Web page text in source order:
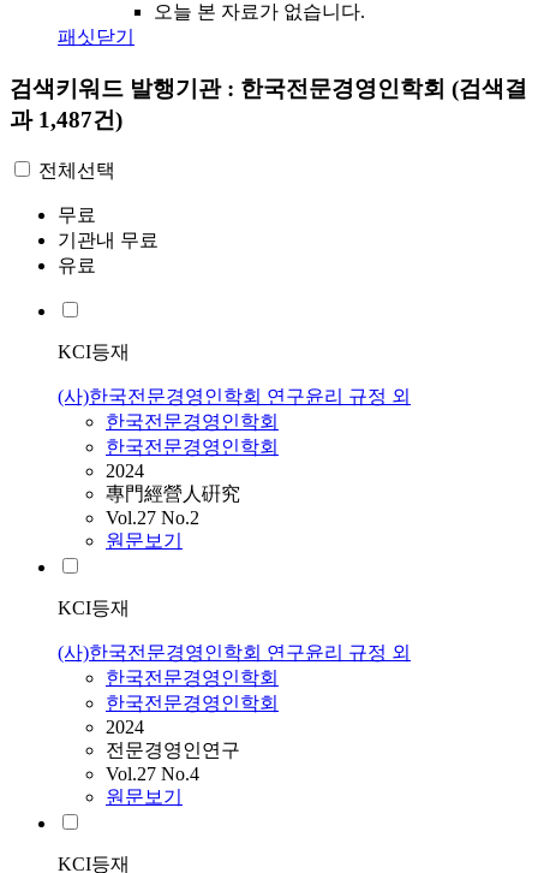
오늘 본 자료가 없습니다.
패싯닫기
검색키워드 발행기관 : 한국전문경영인학회 (검색결
과 1,487건)
전체선택
무료
기관내 무료
유료
KCI등재
(사)한국전문경영인학회 연구윤리 규정 외
한국전문경영인학회
한국전문경영인학회
2024
專門經營人硏究
Vol.27 No.2
원문보기
KCI등재
(사)한국전문경영인학회 연구윤리 규정 외
한국전문경영인학회
한국전문경영인학회
2024
전문경영인연구
Vol.27 No.4
원문보기
KCI등재